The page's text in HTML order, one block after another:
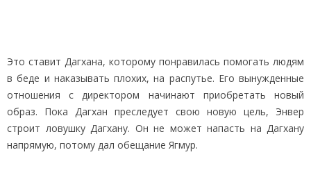
Это ставит Дагхана, которому понравилась помогать людям
в беде и наказывать плохих, на распутье. Его вынужденные
отношения с директором начинают приобретать новый
образ. Пока Дагхан преследует свою новую цель, Энвер
строит ловушку Дагхану. Он не может напасть на Дагхану
напрямую, потому дал обещание Ягмур.